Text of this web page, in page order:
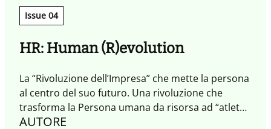
Issue 04
HR: Human (R)evolution
La “Rivoluzione dell’Impresa” che mette la persona
al centro del suo futuro. Una rivoluzione che
trasforma la Persona umana da risorsa ad “atleta,
acrobata, artigiano”.
AUTORE